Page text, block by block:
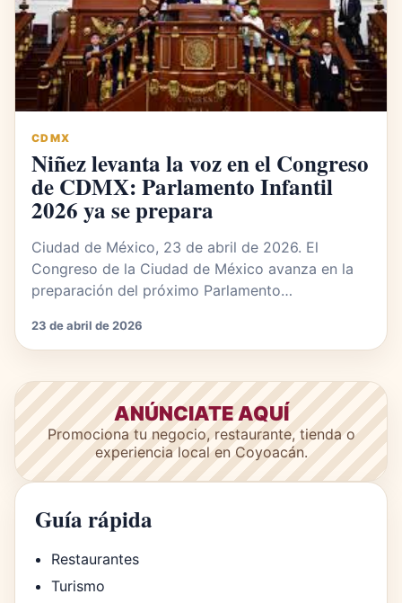
CDMX
Niñez levanta la voz en el Congreso
de CDMX: Parlamento Infantil
2026 ya se prepara
Ciudad de México, 23 de abril de 2026. El
Congreso de la Ciudad de México avanza en la
preparación del próximo Parlamento…
23 de abril de 2026
ANÚNCIATE AQUÍ
Promociona tu negocio, restaurante, tienda o
experiencia local en Coyoacán.
Guía rápida
Restaurantes
Turismo